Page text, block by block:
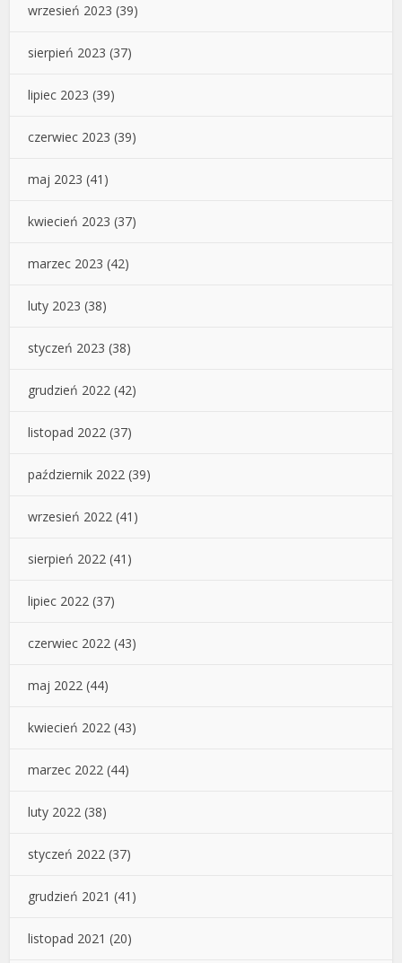
wrzesień 2023 (39)
sierpień 2023 (37)
lipiec 2023 (39)
czerwiec 2023 (39)
maj 2023 (41)
kwiecień 2023 (37)
marzec 2023 (42)
luty 2023 (38)
styczeń 2023 (38)
grudzień 2022 (42)
listopad 2022 (37)
październik 2022 (39)
wrzesień 2022 (41)
sierpień 2022 (41)
lipiec 2022 (37)
czerwiec 2022 (43)
maj 2022 (44)
kwiecień 2022 (43)
marzec 2022 (44)
luty 2022 (38)
styczeń 2022 (37)
grudzień 2021 (41)
listopad 2021 (20)